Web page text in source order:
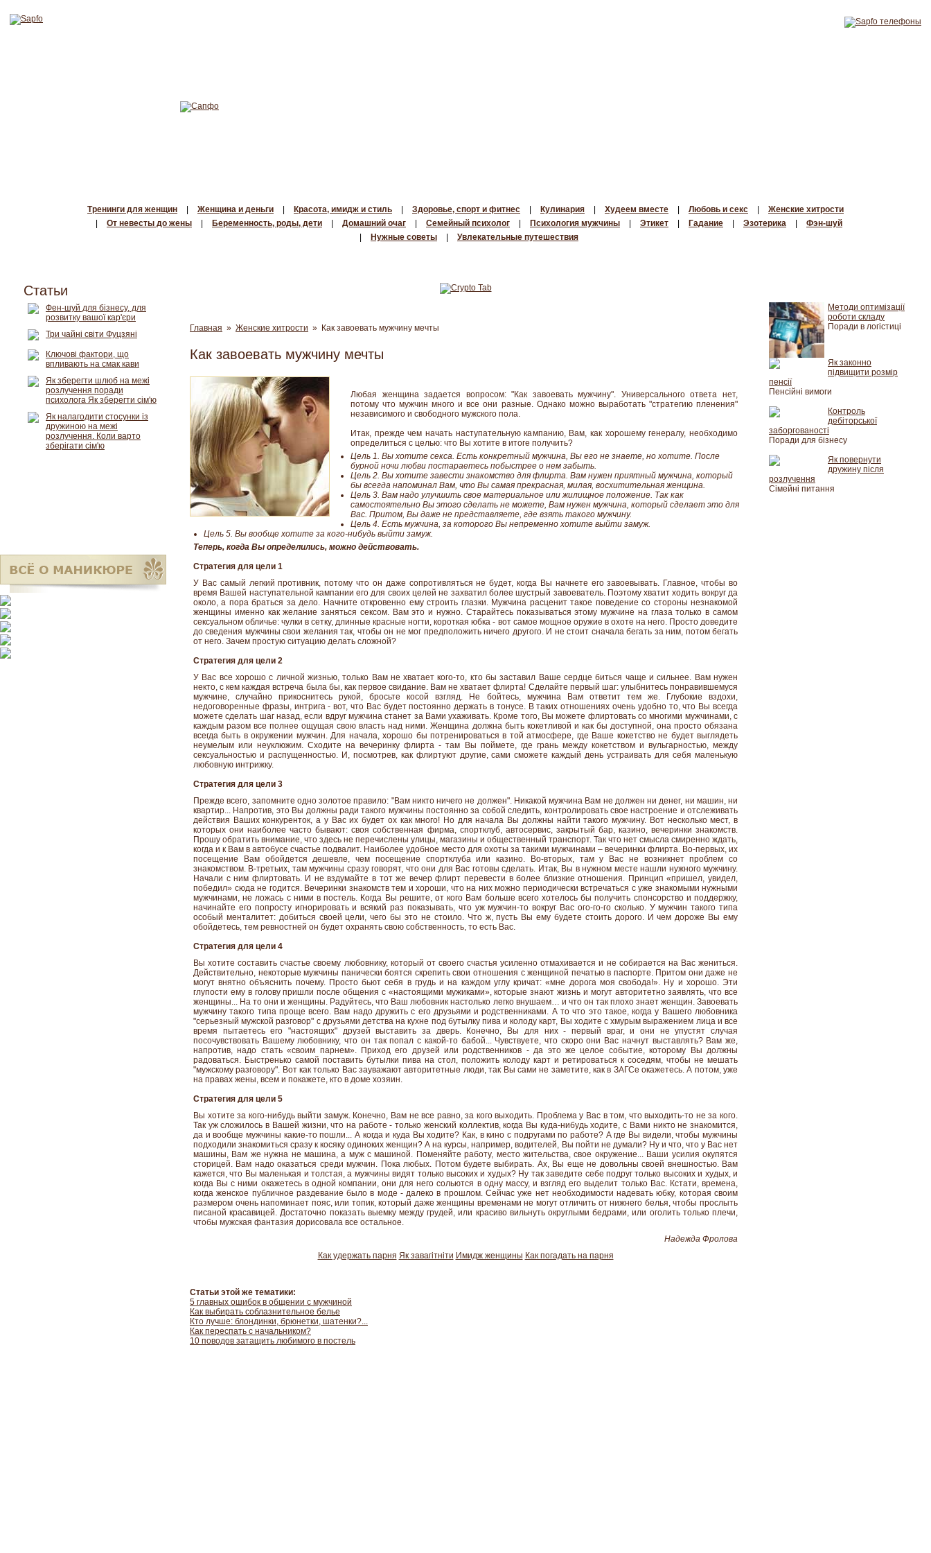
Тренинги для женщин Женщина и деньги Красота, имидж и стиль Здоровье, спорт и фитнес Кулинария Худеем вместе Любовь и секс
Женские хитрости
От невесты до жены Беременность, роды, дети Домашний очаг Семейный психолог Психология мужчины Этикет Гадание Эзотерика
Фэн-шуй
Нужные советы Увлекательные путешествия
Главная » Женские хитрости » Как завоевать мужчину мечты
Как завоевать мужчину мечты
Любая женщина задается вопросом: "Как завоевать мужчину". Универсального ответа нет,
потому что мужчин много и все они разные. Однако можно выработать "стратегию пленения"
независимого и свободного мужского пола.
Итак, прежде чем начать наступательную кампанию, Вам, как хорошему генералу, необходимо
определиться с целью: что Вы хотите в итоге получить?
Цель 1. Вы хотите секса. Есть конкретный мужчина, Вы его не знаете, но хотите. После
бурной ночи любви постараетесь побыстрее о нем забыть.
Цель 2. Вы хотите завести знакомство для флирта. Вам нужен приятный мужчина, который
бы всегда напоминал Вам, что Вы самая прекрасная, милая, восхитительная женщина.
Цель 3. Вам надо улучшить свое материальное или жилищное положение. Так как
самостоятельно Вы этого сделать не можете, Вам нужен мужчина, который сделает это для
Вас. Притом, Вы даже не представляете, где взять такого мужчину.
Цель 4. Есть мужчина, за которого Вы непременно хотите выйти замуж.
Цель 5. Вы вообще хотите за кого-нибудь выйти замуж.
Теперь, когда Вы определились, можно действовать.
Стратегия для цели 1
У Вас самый легкий противник, потому что он даже сопротивляться не будет, когда Вы начнете его завоевывать. Главное, чтобы во
время Вашей наступательной кампании его для своих целей не захватил более шустрый завоеватель. Поэтому хватит ходить вокруг да
около, а пора браться за дело. Начните откровенно ему строить глазки. Мужчина расценит такое поведение со стороны незнакомой
женщины именно как желание заняться сексом. Вам это и нужно. Старайтесь показываться этому мужчине на глаза только в самом
сексуальном обличье: чулки в сетку, длинные красные ногти, короткая юбка - вот самое мощное оружие в охоте на него. Просто доведите
до сведения мужчины свои желания так, чтобы он не мог предположить ничего другого. И не стоит сначала бегать за ним, потом бегать
от него. Зачем простую ситуацию делать сложной?
Стратегия для цели 2
У Вас все хорошо с личной жизнью, только Вам не хватает кого-то, кто бы заставил Ваше сердце биться чаще и сильнее. Вам нужен
некто, с кем каждая встреча была бы, как первое свидание. Вам не хватает флирта! Сделайте первый шаг: улыбнитесь понравившемуся
мужчине, случайно прикоснитесь рукой, бросьте косой взгляд. Не бойтесь, мужчина Вам ответит тем же. Глубокие вздохи,
недоговоренные фразы, интрига - вот, что Вас будет постоянно держать в тонусе. В таких отношениях очень удобно то, что Вы всегда
можете сделать шаг назад, если вдруг мужчина станет за Вами ухаживать. Кроме того, Вы можете флиртовать со многими мужчинами, с
каждым разом все полнее ощущая свою власть над ними. Женщина должна быть кокетливой и как бы доступной, она просто обязана
всегда быть в окружении мужчин. Для начала, хорошо бы потренироваться в той атмосфере, где Ваше кокетство не будет выглядеть
неумелым или неуклюжим. Сходите на вечеринку флирта - там Вы поймете, где грань между кокетством и вульгарностью, между
сексуальностью и распущенностью. И, посмотрев, как флиртуют другие, сами сможете каждый день устраивать для себя маленькую
любовную интрижку.
Стратегия для цели 3
Прежде всего, запомните одно золотое правило: "Вам никто ничего не должен". Никакой мужчина Вам не должен ни денег, ни машин, ни
квартир... Напротив, это Вы должны ради такого мужчины постоянно за собой следить, контролировать свое настроение и отслеживать
действия Ваших конкуренток, а у Вас их будет ох как много! Но для начала Вы должны найти такого мужчину. Вот несколько мест, в
которых они наиболее часто бывают: своя собственная фирма, спортклуб, автосервис, закрытый бар, казино, вечеринки знакомств.
Прошу обратить внимание, что здесь не перечислены улицы, магазины и общественный транспорт. Так что нет смысла смиренно ждать,
когда и к Вам в автобусе счастье подвалит. Наиболее удобное место для охоты за такими мужчинами – вечеринки флирта. Во-первых, их
посещение Вам обойдется дешевле, чем посещение спортклуба или казино. Во-вторых, там у Вас не возникнет проблем со
знакомством. В-третьих, там мужчины сразу говорят, что они для Вас готовы сделать. Итак, Вы в нужном месте нашли нужного мужчину.
Начали с ним флиртовать. И не вздумайте в тот же вечер флирт перевести в более близкие отношения. Принцип «пришел, увидел,
победил» сюда не годится. Вечеринки знакомств тем и хороши, что на них можно периодически встречаться с уже знакомыми нужными
мужчинами, не ложась с ними в постель. Когда Вы решите, от кого Вам больше всего хотелось бы получить спонсорство и поддержку,
начинайте его попросту игнорировать и всякий раз показывать, что уж мужчин-то вокруг Вас ого-го-го сколько. У мужчин такого типа
особый менталитет: добиться своей цели, чего бы это не стоило. Что ж, пусть Вы ему будете стоить дорого. И чем дороже Вы ему
обойдетесь, тем ревностней он будет охранять свою собственность, то есть Вас.
Стратегия для цели 4
Вы хотите составить счастье своему любовнику, который от своего счастья усиленно отмахивается и не собирается на Вас жениться.
Действительно, некоторые мужчины панически боятся скрепить свои отношения с женщиной печатью в паспорте. Притом они даже не
могут внятно объяснить почему. Просто бьют себя в грудь и на каждом углу кричат: «мне дорога моя свобода!». Ну и хорошо. Эти
глупости ему в голову пришли после общения с «настоящими мужиками», которые знают жизнь и могут авторитетно заявлять, что все
женщины... На то они и женщины. Радуйтесь, что Ваш любовник настолько легко внушаем… и что он так плохо знает женщин. Завоевать
мужчину такого типа проще всего. Вам надо дружить с его друзьями и родственниками. А то что это такое, когда у Вашего любовника
"серьезный мужской разговор" с друзьями детства на кухне под бутылку пива и колоду карт, Вы ходите с хмурым выражением лица и все
время пытаетесь его "настоящих" друзей выставить за дверь. Конечно, Вы для них - первый враг, и они не упустят случая
посочувствовать Вашему любовнику, что он так попал с какой-то бабой... Чувствуете, что скоро они Вас начнут выставлять? Вам же,
напротив, надо стать «своим парнем». Приход его друзей или родственников - да это же целое событие, которому Вы должны
радоваться. Быстренько самой поставить бутылки пива на стол, положить колоду карт и ретироваться к соседям, чтобы не мешать
"мужскому разговору". Вот как только Вас зауважают авторитетные люди, так Вы сами не заметите, как в ЗАГСе окажетесь. А потом, уже
на правах жены, всем и покажете, кто в доме хозяин.
Стратегия для цели 5
Вы хотите за кого-нибудь выйти замуж. Конечно, Вам не все равно, за кого выходить. Проблема у Вас в том, что выходить-то не за кого.
Так уж сложилось в Вашей жизни, что на работе - только женский коллектив, когда Вы куда-нибудь ходите, с Вами никто не знакомится,
да и вообще мужчины какие-то пошли... А когда и куда Вы ходите? Как, в кино с подругами по работе? А где Вы видели, чтобы мужчины
подходили знакомиться сразу к косяку одиноких женщин? А на курсы, например, водителей, Вы пойти не думали? Ну и что, что у Вас нет
машины, Вам же нужна не машина, а муж с машиной. Поменяйте работу, место жительства, свое окружение... Ваши усилия окупятся
сторицей. Вам надо оказаться среди мужчин. Пока любых. Потом будете выбирать. Ах, Вы еще не довольны своей внешностью. Вам
кажется, что Вы маленькая и толстая, а мужчины видят только высоких и худых? Ну так заведите себе подруг только высоких и худых, и
когда Вы с ними окажетесь в одной компании, они для него сольются в одну массу, и взгляд его выделит только Вас. Кстати, времена,
когда женское публичное раздевание было в моде - далеко в прошлом. Сейчас уже нет необходимости надевать юбку, которая своим
размером очень напоминает пояс, или топик, который даже женщины временами не могут отличить от нижнего белья, чтобы прослыть
писаной красавицей. Достаточно показать выемку между грудей, или красиво вильнуть округлыми бедрами, или оголить только плечи,
чтобы мужская фантазия дорисовала все остальное.
Надежда Фролова
Как удержать парня Як завагітніти Имидж женщины Как погадать на парня
Статьи этой же тематики:
5 главных ошибок в общении с мужчиной
Как выбирать соблазнительное белье
Кто лучше: блондинки, брюнетки, шатенки?...
Как переспать с начальником?
10 поводов затащить любимого в постель
Статьи
Фен-шуй для бізнесу, для
розвитку вашої кар'єри
Три чайні світи Фуцзяні
Ключові фактори, що
впливають на смак кави
Як зберегти шлюб на межі
розлучення поради
психолога Як зберегти сім'ю
Як налагодити стосунки із
дружиною на межі
розлучення. Коли варто
зберігати сім'ю
Методи оптимізації
роботи складу
Поради в логістиці
Як законно
підвищити розмір
пенсії
Пенсійні вимоги
Контроль
дебіторської
заборгованості
Поради для бізнесу
Як повернути
дружину після
розлучення
Сімейні питання